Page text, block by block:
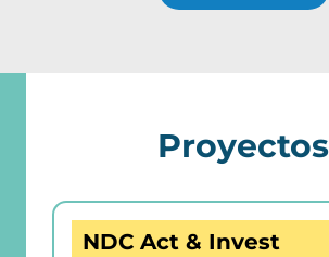
Proyectos
NDC Act & Invest